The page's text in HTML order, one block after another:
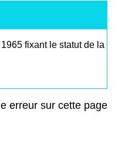
fixant le statut de la
erreur sur cette page